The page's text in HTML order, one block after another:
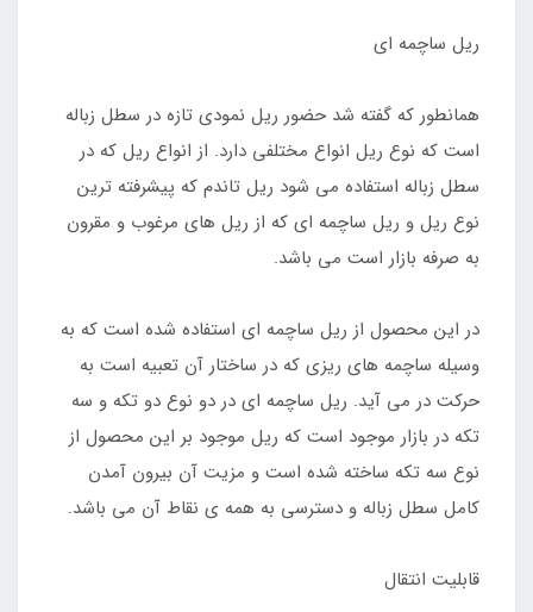
ریل ساچمه ای
همانطور که گفته شد حضور ریل نمودی تازه در سطل زباله
است که نوع ریل انواع مختلفی دارد. از انواع ریل که در
سطل زباله استفاده می شود ریل تاندم که پیشرفته ترین
نوع ریل و ریل ساچمه ای که از ریل های مرغوب و مقرون
به صرفه بازار است می باشد.
در این محصول از ریل ساچمه ای استفاده شده است که به
وسیله ساچمه های ریزی که در ساختار آن تعبیه است به
حرکت در می آید. ریل ساچمه ای در دو نوع دو تکه و سه
تکه در بازار موجود است که ریل موجود بر این محصول از
نوع سه تکه ساخته شده است و مزیت آن بیرون آمدن
کامل سطل زباله و دسترسی به همه ی نقاط آن می باشد.
قابلیت انتقال